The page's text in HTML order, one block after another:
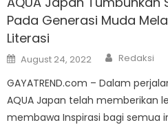
Pada Generasi Muda
Literasi
Posted
on
August 24, 2022 Author
Redaksi
GAYATREND.com – Dalam
AQUA Japan telah memberikan
membawa Inspirasi bagi semua